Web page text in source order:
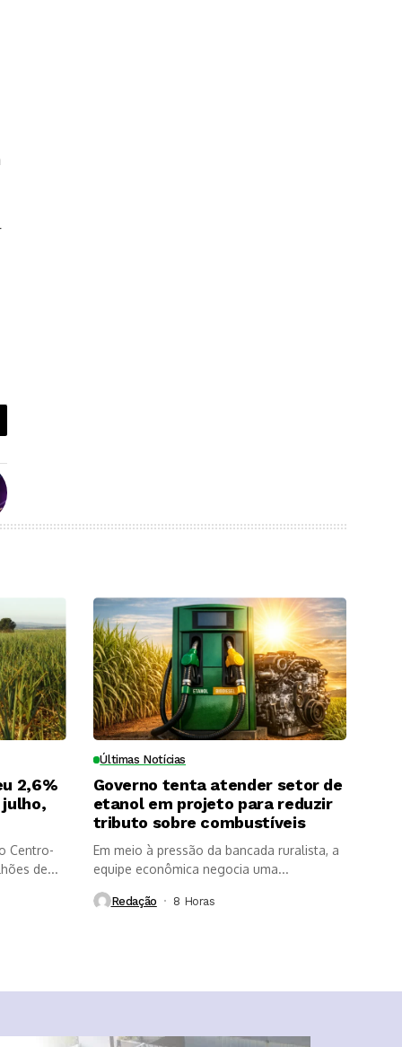
2,6%
julho,
Centro-
de...
Últimas Notícias
Governo tenta atender setor de
etanol em projeto para reduzir
tributo sobre combustíveis
Em meio à pressão da bancada ruralista, a
equipe econômica negocia uma...
Redação 8 Horas ⁮